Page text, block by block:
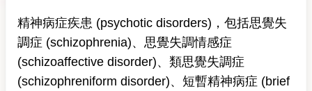
精神病症疾患 (psychotic disorders)，包括思覺失
調症 (schizophrenia)、思覺失調情感症
(schizoaffective disorder)、類思覺失調症
(schizophreniform disorder)、短暫精神病症 (brief